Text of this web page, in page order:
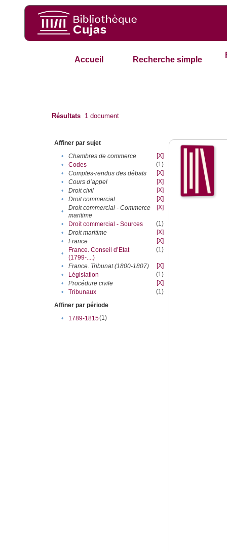
Accueil Recherche simple
Résultats 1 document
Affiner par sujet
•
Chambres de commerce
[X]
•
Codes
(1)
•
Comptes-rendus des débats
[X]
•
Cours d’appel
[X]
•
Droit civil
[X]
•
Droit commercial
[X]
•
Droit commercial - Commerce
maritime
[X]
• Droit commercial - Sources
(1)
•
Droit maritime
[X]
•
France
[X]
•
France. Conseil d’Etat
(1799-....)
(1)
• France. Tribunat (1800-1807)
[X]
•
Législation
(1)
•
Procédure civile
[X]
•
Tribunaux
(1)
Affiner par période
•
1789-1815(1)